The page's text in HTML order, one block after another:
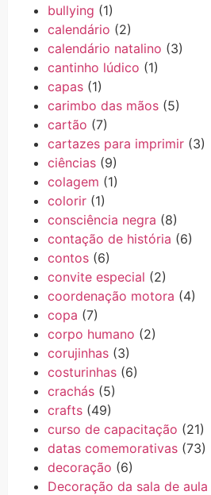
bullying (1)
calendário (2)
calendário natalino (3)
cantinho lúdico (1)
capas (1)
carimbo das mãos (5)
cartão (7)
cartazes para imprimir (3)
ciências (9)
colagem (1)
colorir (1)
consciência negra (8)
contação de história (6)
contos (6)
convite especial (2)
coordenação motora (4)
copa (7)
corpo humano (2)
corujinhas (3)
costurinhas (6)
crachás (5)
crafts (49)
curso de capacitação (21)
datas comemorativas (73)
decoração (6)
Decoração da sala de aula